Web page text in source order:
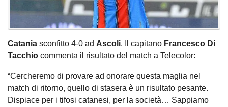
Catania sconfitto 4-0 ad Ascoli. Il capitano Francesco Di
Tacchio commenta il risultato del match a Telecolor:
“Cercheremo di provare ad onorare questa maglia nel
match di ritorno, quello di stasera è un risultato pesante.
Dispiace per i tifosi catanesi, per la società… Sappiamo